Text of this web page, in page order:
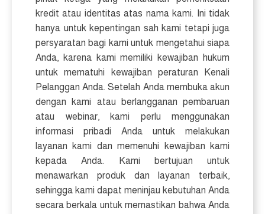
kredit atau identitas atas nama kami. Ini tidak
hanya untuk kepentingan sah kami tetapi juga
persyaratan bagi kami untuk mengetahui siapa
Anda, karena kami memiliki kewajiban hukum
untuk mematuhi kewajiban peraturan Kenali
Pelanggan Anda. Setelah Anda membuka akun
dengan kami atau berlangganan pembaruan
atau webinar, kami perlu menggunakan
informasi pribadi Anda untuk melakukan
layanan kami dan memenuhi kewajiban kami
kepada Anda. Kami bertujuan untuk
menawarkan produk dan layanan terbaik,
sehingga kami dapat meninjau kebutuhan Anda
secara berkala untuk memastikan bahwa Anda